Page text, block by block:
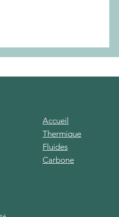
- Le Roof -
Accueil
Thermique
Fluides
Carbone